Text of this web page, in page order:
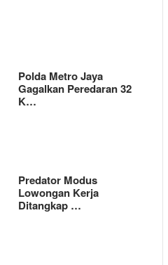
Polda Metro Jaya
Gagalkan Peredaran 32
K…
Predator Modus
Lowongan Kerja
Ditangkap …